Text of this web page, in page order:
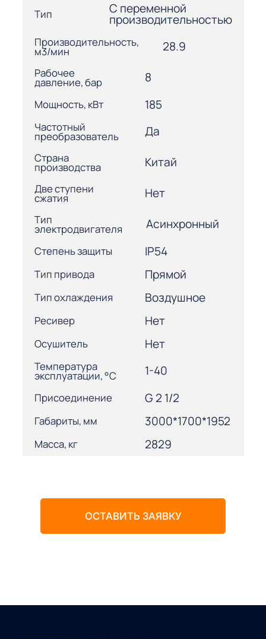
Тип С переменной
производительностью
Производительность,
м3/мин 28.9
Рабочее
давление, бар 8
Мощность, кВт 185
Частотный
преобразователь Да
Страна
производства Китай
Две ступени
сжатия Нет
Тип
электродвигателя Асинхронный
Степень защиты IP54
Тип привода Прямой
Тип охлаждения Воздушное
Ресивер Нет
Осушитель Нет
Температура
эксплуатации, °С 1-40
Присоединение G 2 1/2
Габариты, мм 3000*1700*1952
Масса, кг 2829
ОСТАВИТЬ ЗАЯВКУ